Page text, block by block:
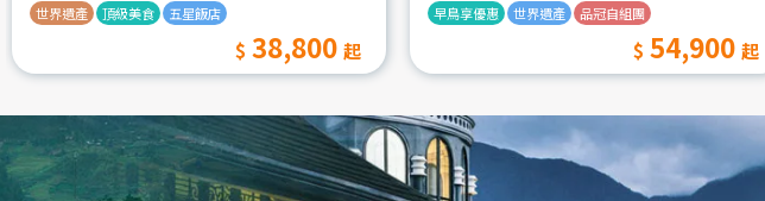
世界遺產 頂級美食 五星飯店
38,800
早鳥享優惠 世界遺產 品冠自組團
54,900